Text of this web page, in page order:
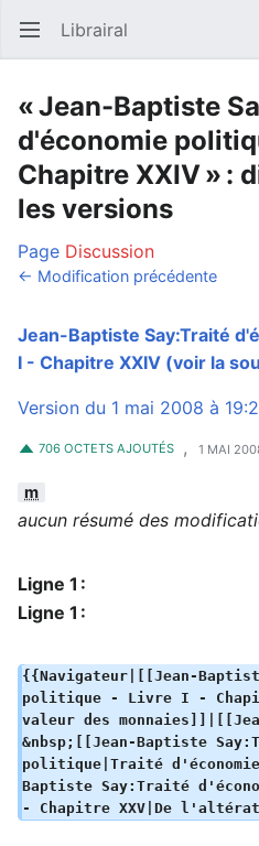
Ouvrir le menu principal Librairal
« Jean-Baptiste
d'économie
Chapitre XXIV » :
les versions
Page Discussion
← Modification précédente
Jean-Baptiste Say:Traité
I - Chapitre XXIV (voir la
Version du 1 mai 2008 à
706 OCTETS AJOUTÉS , 1 MAI
m
aucun résumé des
Ligne 1 :
Ligne 1 :
{{Navigateur|[[Jean-
politique - Livre I -
valeur des
&nbsp;[[Jean-Baptiste
politique|Traité
Baptiste Say:Traité
- Chapitre XXV|De